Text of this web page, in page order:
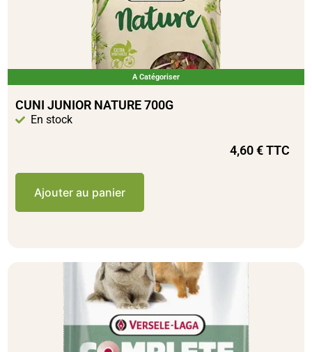
A Catégoriser
CUNI JUNIOR NATURE 700G
En stock
4,60€TTC
Ajouter au panier